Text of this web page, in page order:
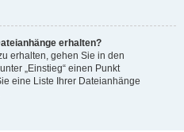
erhalten?
erhalten, gehen Sie in den
„Einstieg“ einen Punkt
eine Liste Ihrer Dateianhänge